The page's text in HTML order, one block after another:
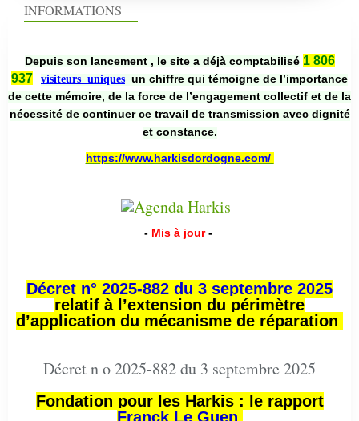
INFORMATIONS
Depuis son lancement , le site a déjà comptabilisé 1 806
937
visiteurs uniques un chiffre qui témoigne de l’importance
de cette mémoire, de la force de l’engagement collectif et de la
nécessité de continuer ce travail de transmission avec dignité
et constance.
https://www.harkisdordogne.com/
- Mis à jour -
Décret n° 2025-882 du 3 septembre 2025
relatif à l’extension du périmètre
d’application du mécanisme de réparation
Décret n o 2025-882 du 3 septembre 2025
Fondation pour les Harkis : le rapport
Franck Le Guen